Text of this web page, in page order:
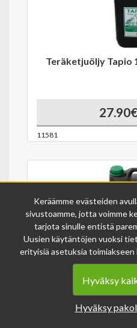
Teräketjuöljy Tapio
27.90€
11581
Teräketjuöljy Tapio
11.90€
Keräämme evästeiden
sivustoamme, jotta voimme
tarjota sinulle entistä
Uusien käytäntöjen vuoksi
erityisiä asetuksia
joissakin tapauksissa
vaikka olisit kieltänyt
käytetään ainoastaan
Voit muuttaa
Hyväksy
Hyväksy